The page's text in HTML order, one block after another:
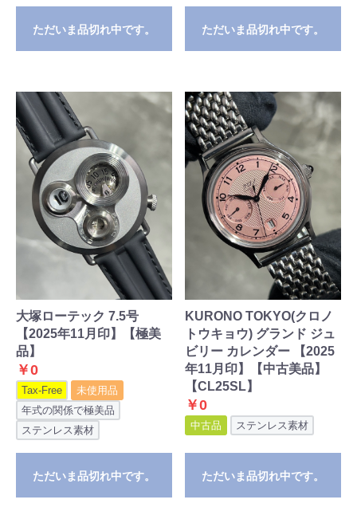
ただいま品切れ中です。 ただいま品切れ中です。
大塚ローテック 7.5号
【2025年11月印】【極美
品】
￥0
Tax-Free
未使用品
年式の関係で極美品
ステンレス素材
ただいま品切れ中です。
KURONO TOKYO(クロノ
トウキョウ) グランド ジュ
ビリー カレンダー 【2025
年11月印】【中古美品】
【CL25SL】
￥0
中古品 ステンレス素材
ただいま品切れ中です。